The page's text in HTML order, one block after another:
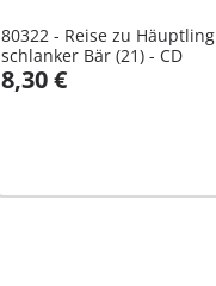
80322 - Reise zu Häuptling
schlanker Bär (21) - CD
8,30 €
In den Warenkorb